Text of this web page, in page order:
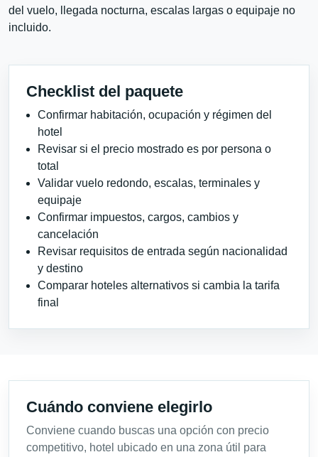
del vuelo, llegada nocturna, escalas largas o equipaje no
incluido.
Checklist del paquete
Confirmar habitación, ocupación y régimen del
hotel
Revisar si el precio mostrado es por persona o
total
Validar vuelo redondo, escalas, terminales y
equipaje
Confirmar impuestos, cargos, cambios y
cancelación
Revisar requisitos de entrada según nacionalidad
y destino
Comparar hoteles alternativos si cambia la tarifa
final
Cuándo conviene elegirlo
Conviene cuando buscas una opción con precio
competitivo, hotel ubicado en una zona útil para